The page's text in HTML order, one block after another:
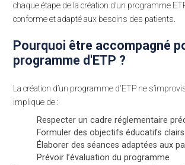
chaque étape de la création d’un programme
conforme et adapté aux besoins des patients.
Pourquoi être accompagné
programme d'ETP ?
La création d’un programme d'ETP ne
implique de :
Respecter un cadre réglementaire
Formuler des objectifs éducatifs clairs
Élaborer des séances adaptées aux
Prévoir l’évaluation du programme